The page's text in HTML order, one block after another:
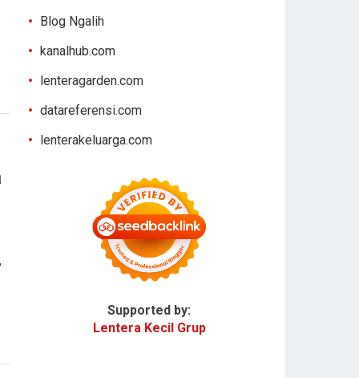
Blog Ngalih
kanalhub.com
lenteragarden.com
datareferensi.com
lenterakeluarga.com
Supported by:
Lentera Kecil Grup